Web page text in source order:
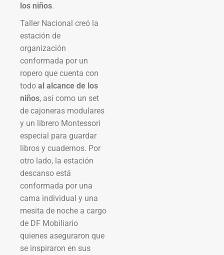
los niños.
Taller Nacional creó la
estación de
organización
conformada por un
ropero que cuenta con
todo al alcance de los
niños, así como un set
de cajoneras modulares
y un librero Montessori
especial para guardar
libros y cuadernos. Por
otro lado, la estación
descanso está
conformada por una
cama individual y una
mesita de noche a cargo
de DF Mobiliario
quienes aseguraron que
se inspiraron en sus